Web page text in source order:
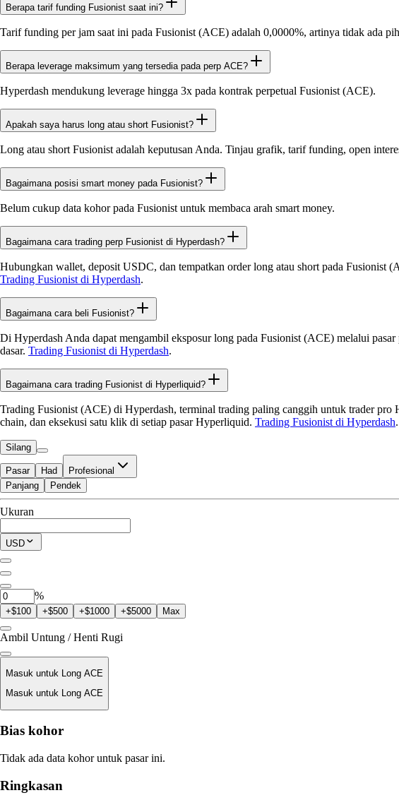
Berapa tarif funding Fusionist saat ini?
Tarif funding per jam saat ini pada Fusionist (ACE) adalah 0,0000%, artinya tidak ada
Berapa leverage maksimum yang tersedia pada perp ACE?
Hyperdash mendukung leverage hingga 3x pada kontrak perpetual Fusionist (ACE).
Apakah saya harus long atau short Fusionist?
Long atau short Fusionist adalah keputusan Anda. Tinjau grafik, tarif funding, open
Bagaimana posisi smart money pada Fusionist?
Belum cukup data kohor pada Fusionist untuk membaca arah smart money.
Bagaimana cara trading perp Fusionist di Hyperdash?
Hubungkan wallet, deposit USDC, dan tempatkan order long atau short pada Fusionist
Trading Fusionist di Hyperdash.
Bagaimana cara beli Fusionist?
Di Hyperdash Anda dapat mengambil eksposur long pada Fusionist (ACE) melalui
dasar. Trading Fusionist di Hyperdash.
Bagaimana cara trading Fusionist di Hyperliquid?
Trading Fusionist (ACE) di Hyperdash, terminal trading paling canggih untuk trader
chain, dan eksekusi satu klik di setiap pasar Hyperliquid. Trading Fusionist di Hyperdash.
Silang
Pasar Had Profesional
Tersedia untuk Perdagangan
$0.00
Posisi Saat Ini
Panjang Pendek
Ukuran
USD
%
+$100 +$500 +$1000 +$5000 Max
Ambil Untung / Henti Rugi
Masuk untuk Long ACE
Masuk untuk Long ACE
Harga Likuidasi
T/A
Bias kohor
Tidak ada data kohor untuk pasar ini.
Ringkasan